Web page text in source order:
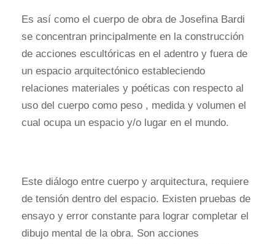
Es así como el cuerpo de obra de Josefina Bardi
se concentran principalmente en la construcción
de acciones escultóricas en el adentro y fuera de
un espacio arquitectónico estableciendo
relaciones materiales y poéticas con respecto al
uso del cuerpo como peso , medida y volumen el
cual ocupa un espacio y/o lugar en el mundo.
Este diálogo entre cuerpo y arquitectura, requiere
de tensión dentro del espacio. Existen pruebas de
ensayo y error constante para lograr completar el
dibujo mental de la obra. Son acciones